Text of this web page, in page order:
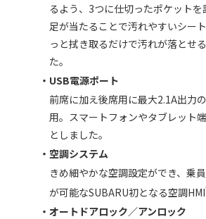
るよう、3つに仕切ったポケットを
足が当たることで汚れやすいシー
っと拭き取るだけで汚れが落とせ
た。
・USB電源ポート
前席に加え後席用に最大2.1A出力
用。スマートフォンやタブレット
としました。
・空調システム
きめ細やかな空調設定ができ、乗
が可能なSUBARU初となる空調HMI
・オートドアロック／アンロック